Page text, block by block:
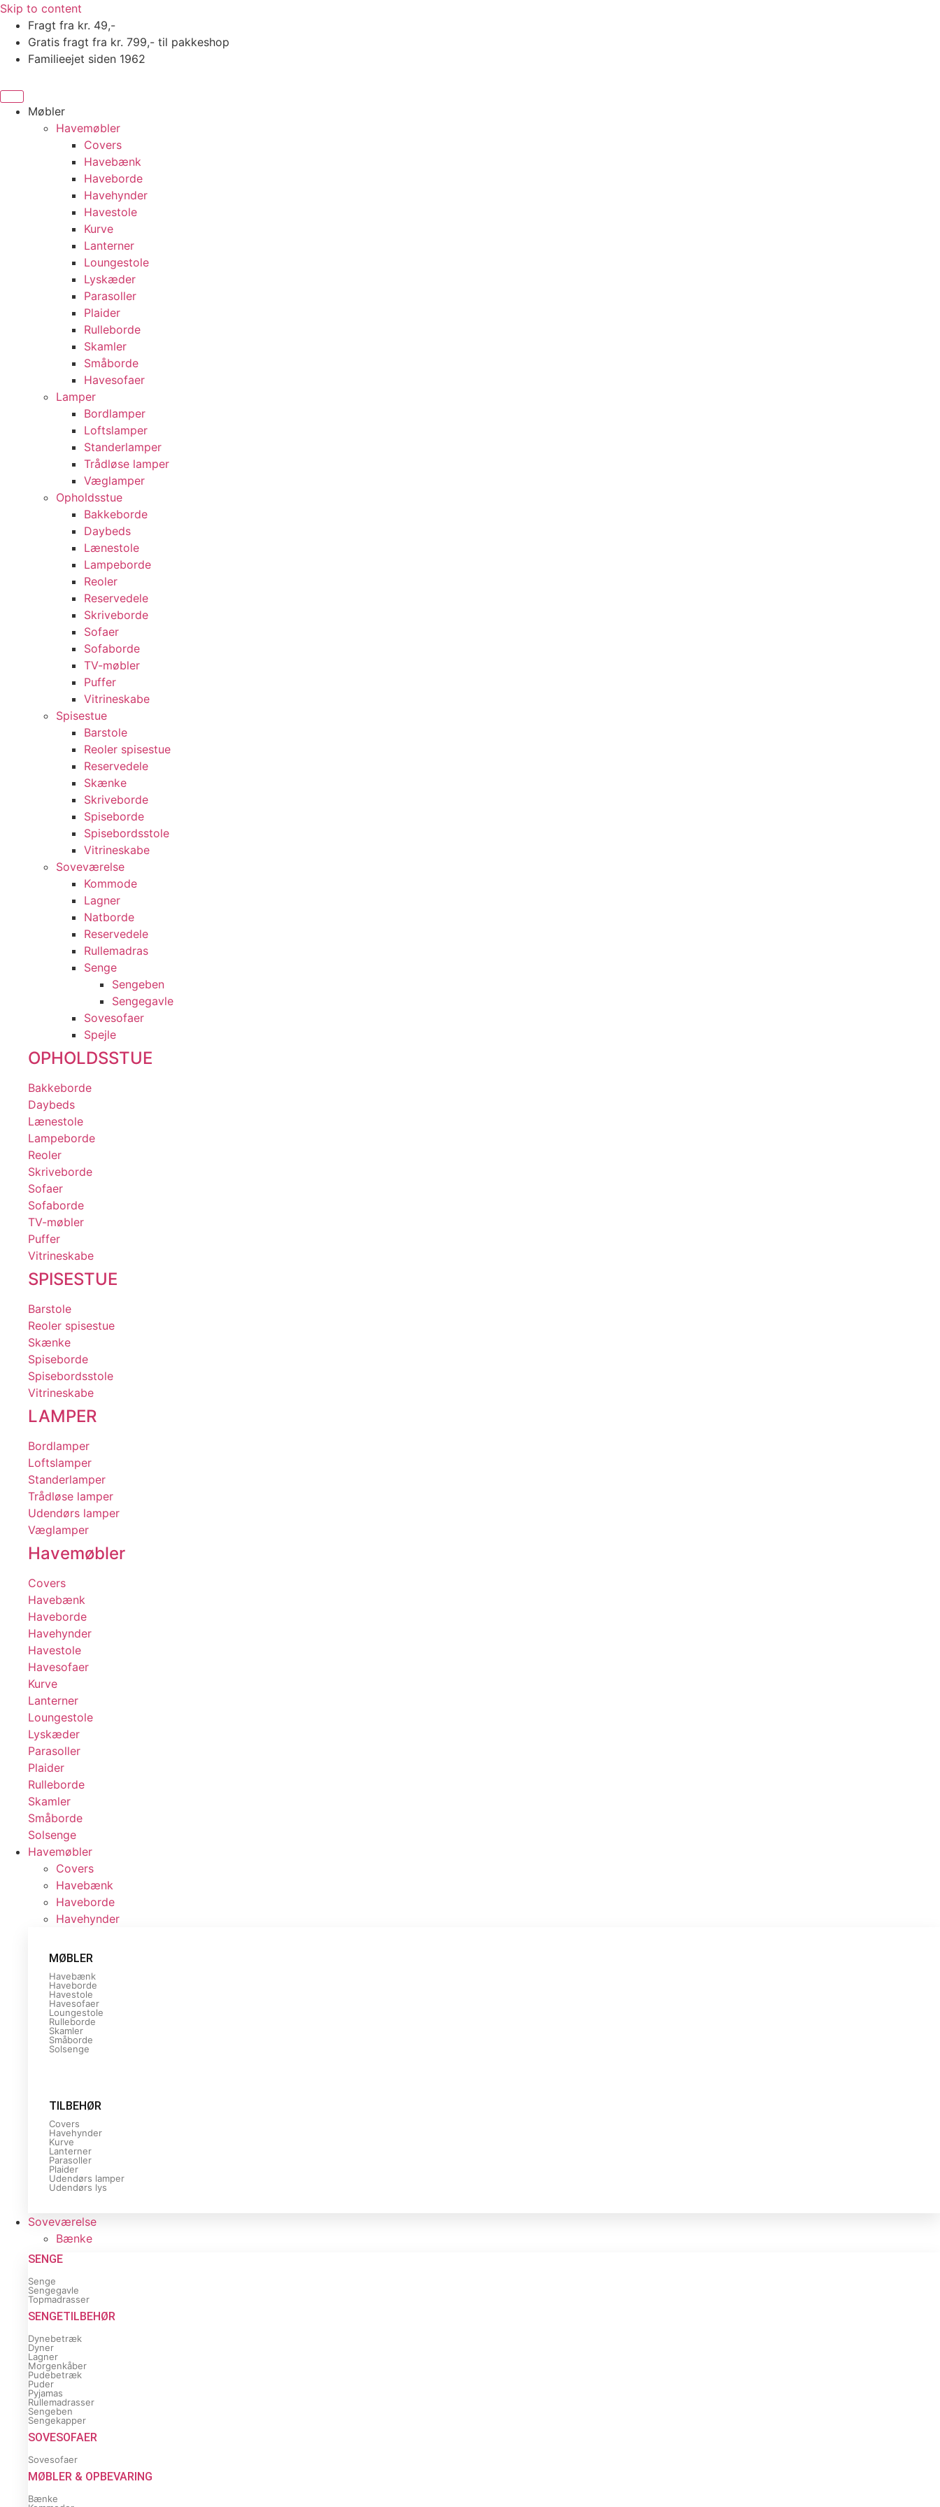
Skip to content
Fragt fra kr. 49,-
Gratis fragt fra kr. 799,- til pakkeshop
Familieejet siden 1962
Møbler
Havemøbler
Covers
Havebænk
Haveborde
Havehynder
Havestole
Kurve
Lanterner
Loungestole
Lyskæder
Parasoller
Plaider
Rulleborde
Skamler
Småborde
Havesofaer
Lamper
Bordlamper
Loftslamper
Standerlamper
Trådløse lamper
Væglamper
Opholdsstue
Bakkeborde
Daybeds
Lænestole
Lampeborde
Reoler
Reservedele
Skriveborde
Sofaer
Sofaborde
TV-møbler
Puffer
Vitrineskabe
Spisestue
Barstole
Reoler spisestue
Reservedele
Skænke
Skriveborde
Spiseborde
Spisebordsstole
Vitrineskabe
Soveværelse
Kommode
Lagner
Natborde
Reservedele
Rullemadras
Senge
Sengeben
Sengegavle
Sovesofaer
Spejle
OPHOLDSSTUE
Bakkeborde
Daybeds
Lænestole
Lampeborde
Reoler
Skriveborde
Sofaer
Sofaborde
TV-møbler
Puffer
Vitrineskabe
SPISESTUE
Barstole
Reoler spisestue
Skænke
Spiseborde
Spisebordsstole
Vitrineskabe
LAMPER
Bordlamper
Loftslamper
Standerlamper
Trådløse lamper
Udendørs lamper
Væglamper
Havemøbler
Covers
Havebænk
Haveborde
Havehynder
Havestole
Havesofaer
Kurve
Lanterner
Loungestole
Lyskæder
Parasoller
Plaider
Rulleborde
Skamler
Småborde
Solsenge
Havemøbler
Covers
Havebænk
Haveborde
Havehynder
MØBLER
Havebænk
Haveborde
Havestole
Havesofaer
Loungestole
Rulleborde
Skamler
Småborde
Solsenge
TILBEHØR
Covers
Havehynder
Kurve
Lanterner
Parasoller
Plaider
Udendørs lamper
Udendørs lys
Soveværelse
Bænke
SENGE
Senge
Sengegavle
Topmadrasser
SENGETILBEHØR
Dynebetræk
Dyner
Lagner
Morgenkåber
Pudebetræk
Puder
Pyjamas
Rullemadrasser
Sengeben
Sengekapper
SOVESOFAER
Sovesofaer
MØBLER & OPBEVARING
Bænke